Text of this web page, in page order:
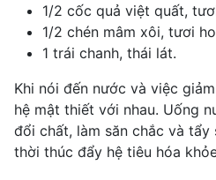
1/2 cốc quả việt quất,
1/2 chén mâm xôi, tươi
1 trái chanh, thái lát.
Khi nói đến nước và việc
hệ mật thiết với nhau. Uống
đổi chất, làm săn chắc và tẩy
thời thúc đẩy hệ tiêu hóa